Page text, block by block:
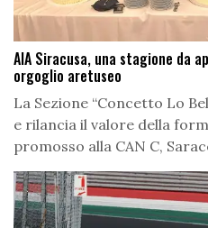
AIA Siracusa, una stagione da
orgoglio aretuseo
La Sezione “Concetto Lo
e rilancia il valore della
promosso alla CAN C,